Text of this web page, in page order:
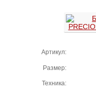
Артикул:
Размер:
Техника: